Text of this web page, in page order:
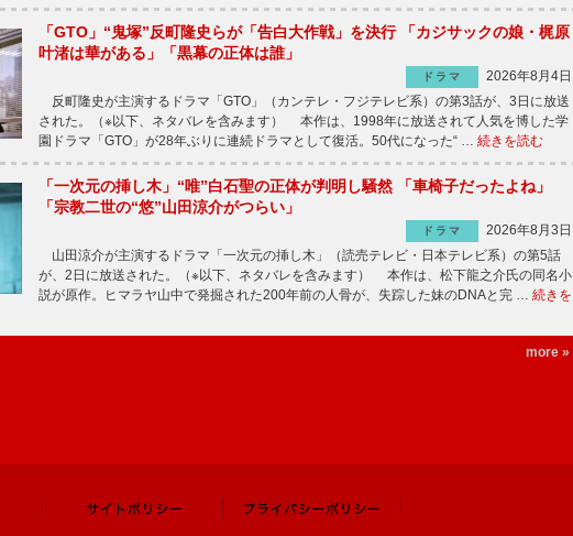
「GTO」“鬼塚”反町隆史らが「告白大作戦」を決行 「カジサックの娘・梶原
叶渚は華がある」「黒幕の正体は誰」
ドラマ
2026年8月4日
反町隆史が主演するドラマ「GTO」（カンテレ・フジテレビ系）の第3話が、3日に放送
された。（※以下、ネタバレを含みます） 本作は、1998年に放送されて人気を博した学
園ドラマ「GTO」が28年ぶりに連続ドラマとして復活。50代になった“ … 続きを読む
「一次元の挿し木」“唯”白石聖の正体が判明し騒然 「車椅子だったよね」
「宗教二世の“悠”山田涼介がつらい」
ドラマ
2026年8月3日
山田涼介が主演するドラマ「一次元の挿し木」（読売テレビ・日本テレビ系）の第5話
が、2日に放送された。（※以下、ネタバレを含みます） 本作は、松下龍之介氏の同名小
説が原作。ヒマラヤ山中で発掘された200年前の人骨が、失踪した妹のDNAと完 … 続きを
more »